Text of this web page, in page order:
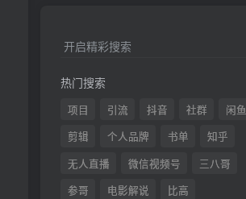
开启精彩搜索
热门搜索
项目 引流 抖音 社群
闲鱼
剪辑
个人品牌 书单
知乎
无人直播
微信视频号
三八哥
参哥
电影解说
比高